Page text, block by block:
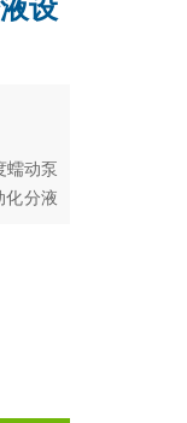
设
蠕动泵
化分液